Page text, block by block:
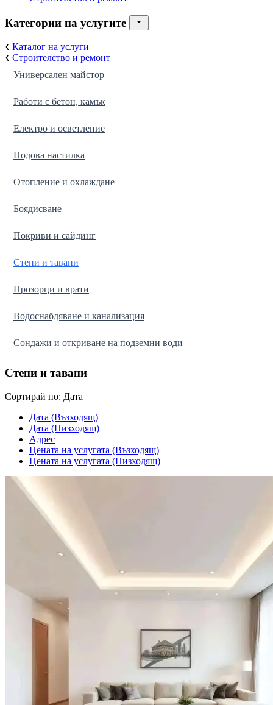
Категории на услугите
Каталог на услуги
Строителство и ремонт
Универсален майстор
Работи с бетон, камък
Електро и осветление
Подова настилка
Отопление и охлаждане
Боядисване
Покриви и сайдинг
Стени и тавани
Прозорци и врати
Водоснабдяване и канализация
Сондажи и откриване на подземни води
Стени и тавани
Cортирай по: Дата
Дата (Възходящ)
Дата (Низходящ)
Адрес
Цената на услугата (Възходящ)
Цената на услугата (Низходящ)